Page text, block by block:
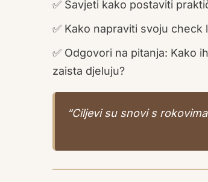
✅ Savjeti kako postaviti
✅ Kako napraviti svoju check
✅ Odgovori na pitanja: Kako
zaista djeluju?
“Ciljevi su snovi s